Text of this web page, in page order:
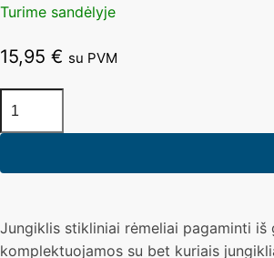
Turime sandėlyje
15,95 € su PVM
kiekis:
vienpolė,
panelė
Jungiklis stikliniai rėmeliai pagaminti
komplektuojamos su bet kuriais